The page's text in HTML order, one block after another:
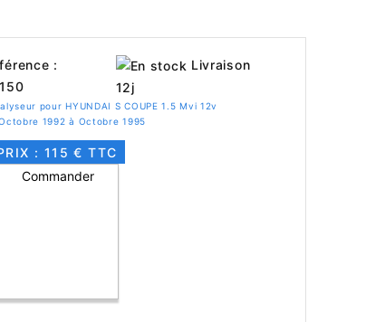
:
Livraison
12j
pour HYUNDAI S COUPE 1.5 Mvi 12v
1992 à Octobre 1995
: 115 € TTC